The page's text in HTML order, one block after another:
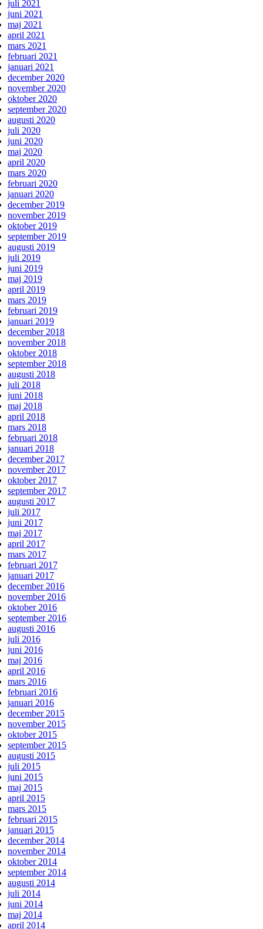
juli 2021
juni 2021
maj 2021
april 2021
mars 2021
februari 2021
januari 2021
december 2020
november 2020
oktober 2020
september 2020
augusti 2020
juli 2020
juni 2020
maj 2020
april 2020
mars 2020
februari 2020
januari 2020
december 2019
november 2019
oktober 2019
september 2019
augusti 2019
juli 2019
juni 2019
maj 2019
april 2019
mars 2019
februari 2019
januari 2019
december 2018
november 2018
oktober 2018
september 2018
augusti 2018
juli 2018
juni 2018
maj 2018
april 2018
mars 2018
februari 2018
januari 2018
december 2017
november 2017
oktober 2017
september 2017
augusti 2017
juli 2017
juni 2017
maj 2017
april 2017
mars 2017
februari 2017
januari 2017
december 2016
november 2016
oktober 2016
september 2016
augusti 2016
juli 2016
juni 2016
maj 2016
april 2016
mars 2016
februari 2016
januari 2016
december 2015
november 2015
oktober 2015
september 2015
augusti 2015
juli 2015
juni 2015
maj 2015
april 2015
mars 2015
februari 2015
januari 2015
december 2014
november 2014
oktober 2014
september 2014
augusti 2014
juli 2014
juni 2014
maj 2014
april 2014